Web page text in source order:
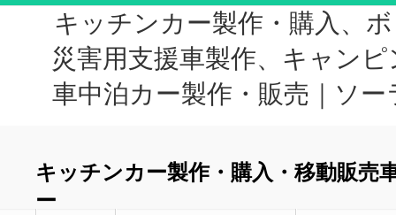
キッチンカー製作・購入、
災害用支援車製作、キャン
車中泊カー製作・販売｜ソ
キッチンカー製作・購入・移動販売
ー